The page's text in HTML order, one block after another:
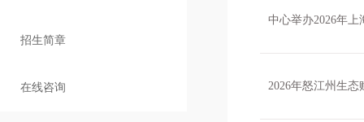
招生简章
在线咨询
中心举办2026年
2026年怒江州生